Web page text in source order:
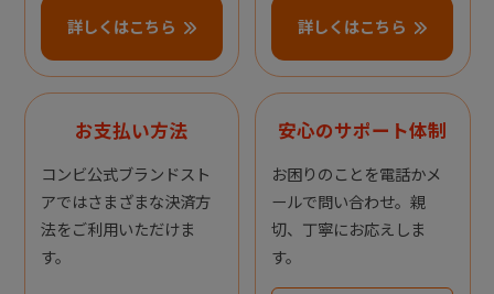
詳しくはこちら 詳しくはこちら
お支払い方法
コンビ公式ブランドスト
アではさまざまな決済方
法をご利用いただけま
す。
安心のサポート体制
お困りのことを電話かメ
ールで問い合わせ。親
切、丁寧にお応えしま
す。